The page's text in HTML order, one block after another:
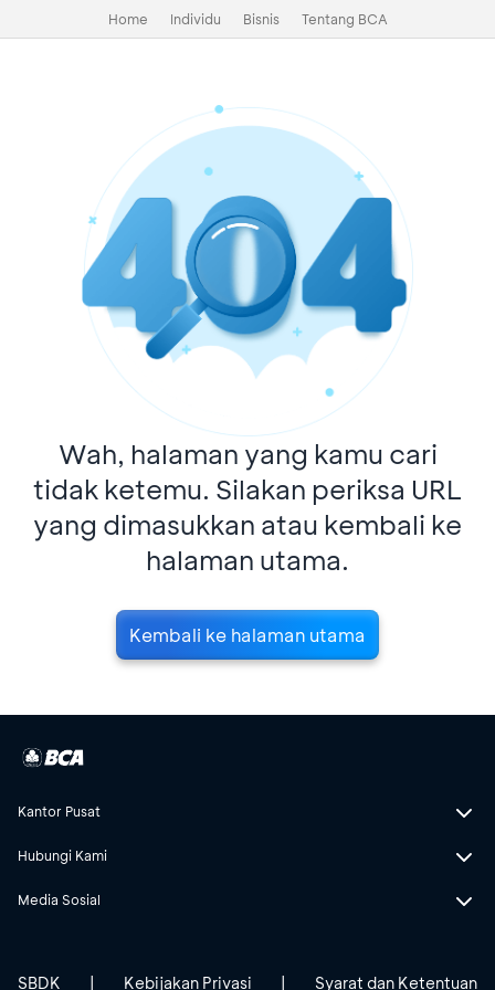
Home Individu Bisnis Tentang BCA
Wah, halaman yang kamu cari
tidak ketemu. Silakan periksa URL
yang dimasukkan atau kembali ke
halaman utama.
Kembali ke halaman utama
Kantor Pusat
Hubungi Kami
Media Sosial
SBDK Kebijakan Privasi Syarat dan Ketentuan